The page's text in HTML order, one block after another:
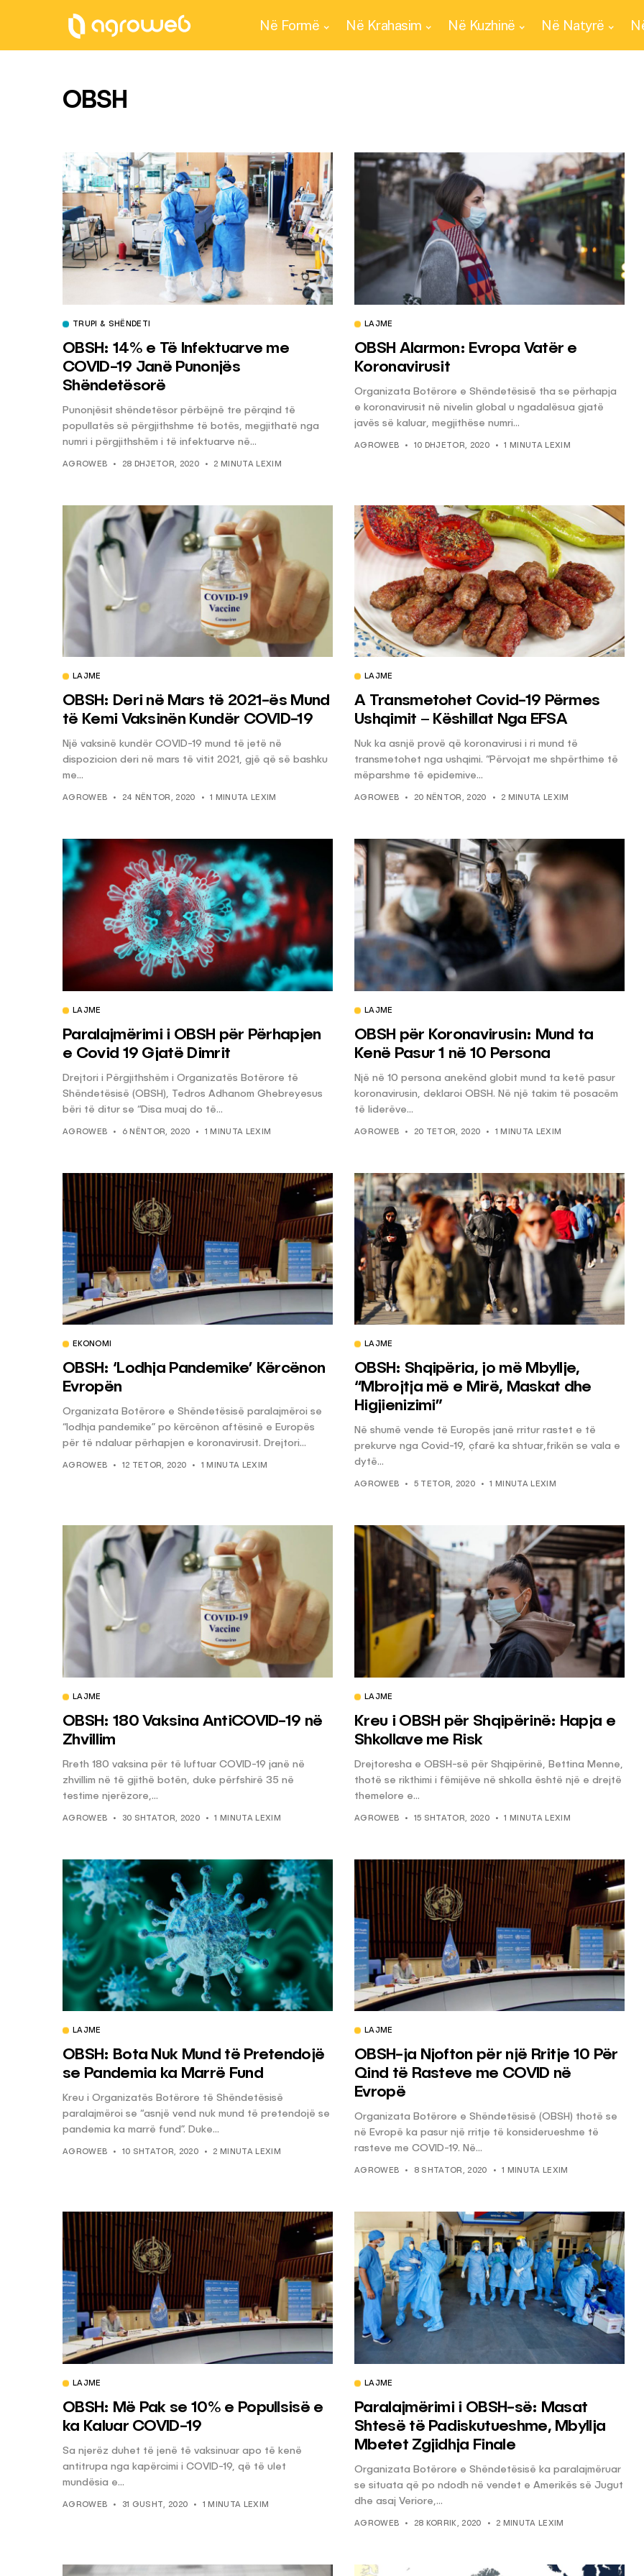
Në Formë Në Krahasim Në Kuzhinë Në Natyrë
OBSH
TRUPI & SHËNDETI
OBSH: 14% e Të Infektuarve me
COVID-19 Janë Punonjës
Shëndetësorë
Punonjësit shëndetësor përbëjnë tre përqind të
popullatës së përgjithshme të botës, megjithatë nga
numri i përgjithshëm i të infektuarve në...
AGROWEB 28 DHJETOR, 2020 2 MINUTA LEXIM
LAJME
​OBSH Alarmon: Evropa Vatër e
Koronavirusit
Organizata Botërore e Shëndetësisë tha se përhapja
e koronavirusit në nivelin global u ngadalësua gjatë
javës së kaluar, megjithëse numri...
AGROWEB 10 DHJETOR, 2020 1 MINUTA LEXIM
LAJME
OBSH: Deri në Mars të 2021-ës Mund
të Kemi Vaksinën Kundër COVID-19
Një vaksinë kundër COVID-19 mund të jetë në
dispozicion deri në mars të vitit 2021, gjë që së bashku
me...
AGROWEB 24 NËNTOR, 2020 1 MINUTA LEXIM
LAJME
A Transmetohet Covid-19 Përmes
Ushqimit – Këshillat Nga EFSA
Nuk ka asnjë provë që koronavirusi i ri mund të
transmetohet nga ushqimi. “Përvojat me shpërthime të
mëparshme të epidemive...
AGROWEB 20 NËNTOR, 2020 2 MINUTA LEXIM
LAJME
Paralajmërimi i OBSH për Përhapjen
e Covid 19 Gjatë Dimrit
Drejtori i Përgjithshëm i Organizatës Botërore të
Shëndetësisë (OBSH), Tedros Adhanom Ghebreyesus
bëri të ditur se “Disa muaj do të...
AGROWEB 6 NËNTOR, 2020 1 MINUTA LEXIM
LAJME
OBSH për Koronavirusin: Mund ta
Kenë Pasur 1 në 10 Persona
Një në 10 persona anekënd globit mund ta ketë pasur
koronavirusin, deklaroi OBSH. Në një takim të posacëm
të liderëve...
AGROWEB 20 TETOR, 2020 1 MINUTA LEXIM
EKONOMI
OBSH: ‘Lodhja Pandemike’ Kërcënon
Evropën
Organizata Botërore e Shëndetësisë paralajmëroi se
“lodhja pandemike” po kërcënon aftësinë e Europës
për të ndaluar përhapjen e koronavirusit. Drejtori...
AGROWEB 12 TETOR, 2020 1 MINUTA LEXIM
LAJME
OBSH: Shqipëria, jo më Mbyllje,
“Mbrojtja më e Mirë, Maskat dhe
Higjienizimi”
Në shumë vende të Europës janë rritur rastet e të
prekurve nga Covid-19, çfarë ka shtuar,frikën se vala e
dytë...
AGROWEB 5 TETOR, 2020 1 MINUTA LEXIM
LAJME
OBSH: 180 Vaksina AntiCOVID-19 në
Zhvillim
Rreth 180 vaksina për të luftuar COVID-19 janë në
zhvillim në të gjithë botën, duke përfshirë 35 në
testime njerëzore,...
AGROWEB 30 SHTATOR, 2020 1 MINUTA LEXIM
LAJME
Kreu i OBSH për Shqipërinë: Hapja e
Shkollave me Risk
Drejtoresha e OBSH-së për Shqipërinë, Bettina Menne,
thotë se rikthimi i fëmijëve në shkolla është një e drejtë
themelore e...
AGROWEB 15 SHTATOR, 2020 1 MINUTA LEXIM
LAJME
OBSH: Bota Nuk Mund të Pretendojë
se Pandemia ka Marrë Fund
Kreu i Organizatës Botërore të Shëndetësisë
paralajmëroi se “asnjë vend nuk mund të pretendojë se
pandemia ka marrë fund”. Duke...
AGROWEB 10 SHTATOR, 2020 2 MINUTA LEXIM
LAJME
OBSH-ja Njofton për një Rritje 10 Për
Qind të Rasteve me COVID në
Evropë
Organizata Botërore e Shëndetësisë (OBSH) thotë se
në Evropë ka pasur një rritje të konsiderueshme të
rasteve me COVID-19. Në...
AGROWEB 8 SHTATOR, 2020 1 MINUTA LEXIM
LAJME
OBSH: Më Pak se 10% e Popullsisë e
ka Kaluar COVID-19
Sa njerëz duhet të jenë të vaksinuar apo të kenë
antitrupa nga kapërcimi i COVID-19, që të ulet
mundësia e...
AGROWEB 31 GUSHT, 2020 1 MINUTA LEXIM
LAJME
Paralajmërimi i OBSH-së: Masat
Shtesë të Padiskutueshme, Mbyllja
Mbetet Zgjidhja Finale
Organizata Botërore e Shëndetësisë ka paralajmëruar
se situata që po ndodh në vendet e Amerikës së Jugut
dhe asaj Veriore,...
AGROWEB 28 KORRIK, 2020 2 MINUTA LEXIM
Duhet të Përdorni
KËSHILLA & IDE
Rreziqet dhe Problemet që
Vjetëruara
KËSHILLA & IDE
Si të Kujdeseni për Freskinë e
Nxehta
AGROWEB